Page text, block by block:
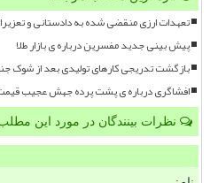
تعهدات ارزی منقضی شده به دادستانی و
پیش بینی جدید مفسرین درباره ی بازار طلا
بازگشت تدریجی کارهای تولیدی بعد از شوک
افشاگری درباره ی پشت پرده جهش عجیب
نظرات بینندگان در مورد این